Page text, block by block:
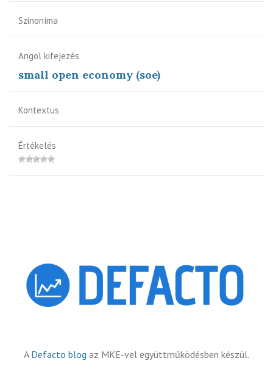
Szinoníma
Angol kifejezés
small open economy (soe)
Kontextus
Értékelés
A Defacto blog az MKE-vel együttműködésben készül.